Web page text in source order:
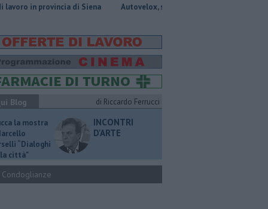
di Siena Autovelox, se la banchina è stretta la multa è nulla
Blog di Riccardo Ferrucci
la mostra
“Dialoghi
città"
INCONTRI
D'ARTE
Condoglianze